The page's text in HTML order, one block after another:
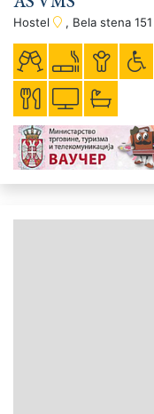
Hostel , Bela stena 151